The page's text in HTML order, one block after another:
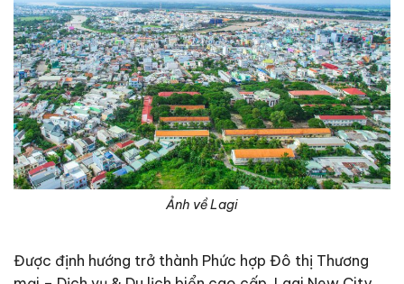
Ảnh về Lagi
Được định hướng trở thành Phức hợp Đô thị Thương